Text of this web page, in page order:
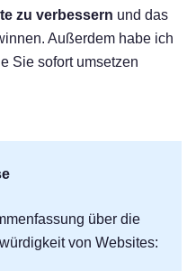
zu verbessern und das
Außerdem habe ich
Sie sofort umsetzen
über die
von Websites: